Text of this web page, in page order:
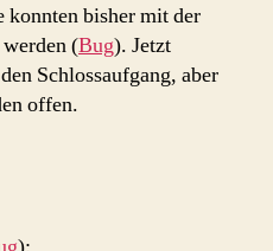
konnten bisher mit der
(Bug). Jetzt
Schlossaufgang, aber
offen.